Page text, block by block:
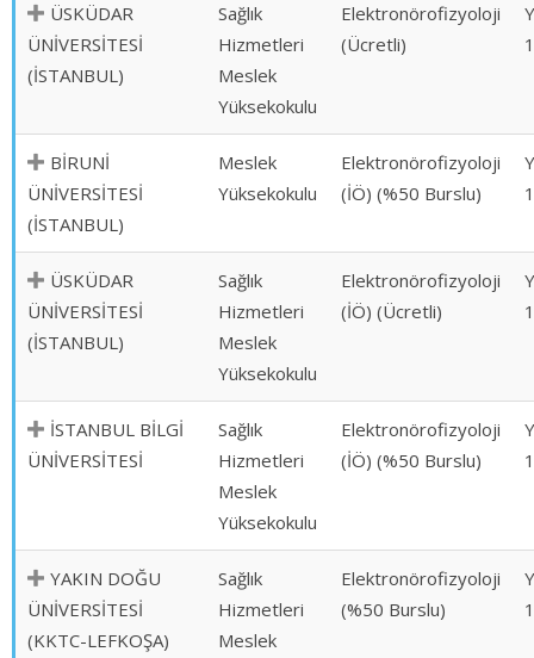
ÜSKÜDAR
ÜNİVERSİTESİ
(İSTANBUL)
Sağlık
Hizmetleri
Meslek
Yüksekokulu
Elektronörofizyoloji
(Ücretli)
1
BİRUNİ
ÜNİVERSİTESİ
(İSTANBUL)
Meslek
Yüksekokulu
Elektronörofizyoloji
(İÖ) (%50 Burslu)
1
ÜSKÜDAR
ÜNİVERSİTESİ
(İSTANBUL)
Sağlık
Hizmetleri
Meslek
Yüksekokulu
Elektronörofizyoloji
(İÖ) (Ücretli)
1
İSTANBUL BİLGİ
ÜNİVERSİTESİ
Sağlık
Hizmetleri
Meslek
Yüksekokulu
Elektronörofizyoloji
(İÖ) (%50 Burslu)
1
YAKIN DOĞU
ÜNİVERSİTESİ
(KKTC-LEFKOŞA)
Sağlık
Hizmetleri
Meslek
Elektronörofizyoloji
(%50 Burslu)
1